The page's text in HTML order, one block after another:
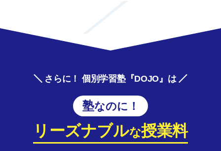
さらに！ 個別学習塾『DOJO』は
塾なのに！
リーズナブルな授業料